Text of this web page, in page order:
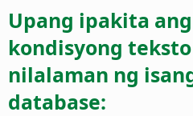
Upang ipakita
kondisyong
nilalaman ng
database: